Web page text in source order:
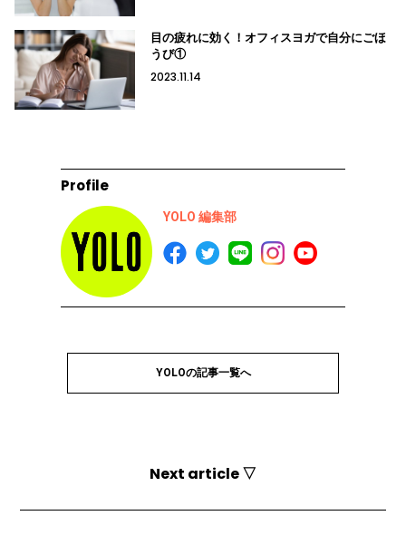
目の疲れに効く！オフィスヨガで自分にごほ
うび①
2023.11.14
Profile
YOLO 編集部
YOLOの記事一覧へ
Next article ▽